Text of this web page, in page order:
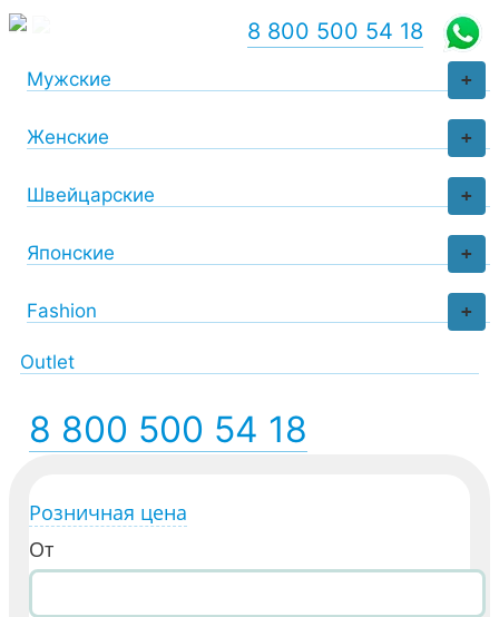
+
Мужские
+
Женские
+
Швейцарские
+
Японские
+
Fashion
Outlet
8 800 500 54 18
8 800 500 54 18
Розничная цена
От